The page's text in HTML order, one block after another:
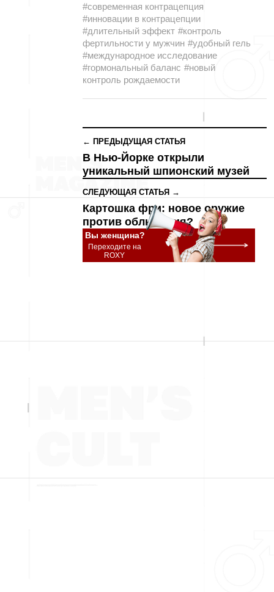
#современная контрацепция
#инновации в контрацепции
#длительный эффект #контроль
фертильности у мужчин #удобный гель
#международное исследование
#гормональный баланс #новый
контроль рождаемости
← ПРЕДЫДУЩАЯ СТАТЬЯ
В Нью-Йорке открыли
уникальный шпионский музей
СЛЕДУЮЩАЯ СТАТЬЯ →
Картошка фри: новое оружие
против облысения?
Вы женщина?
Переходите на
ROXY